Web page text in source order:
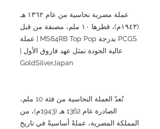
عملة مصرية نحاسية من عام ١٣٦٢ هـ
(١٩٤٣م)، قطرها ١٠ ملم، مصنفة من قبل
PCGS بدرجة MS64RB Top Pop | عملة
عالية الجودة تمثل عهد فاروق الأول |
GoldSilverJapan
تُعدّ العملة النحاسية من فئة 10 ملم،
الصادرة عام 1362 هـ (1943م)، من
المملكة المصرية، عملةً أساسيةً في تاريخ